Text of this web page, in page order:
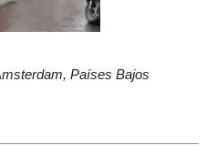
Países Bajos